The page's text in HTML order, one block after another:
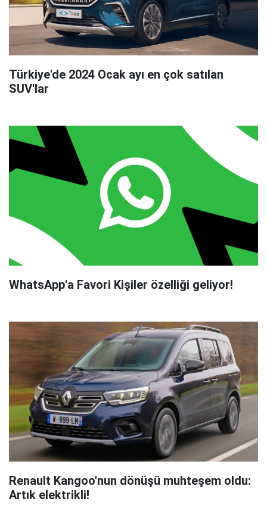
Türkiye'de 2024 Ocak ayı en çok satılan
SUV'lar
WhatsApp'a Favori Kişiler özelliği geliyor!
Renault Kangoo'nun dönüşü muhteşem oldu:
Artık elektrikli!